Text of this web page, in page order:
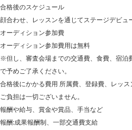
合格後のスケジュール
顔合わせ、レッスンを通じてステージデビュ
オーディション参加費
オーディション参加費用は無料
※但し、審査会場までの交通費、食費、宿泊
で予めご了承ください。
合格後にかかる費用 所属費、登録費、レッ
ご負担は一切ございません。
報酬や給与、賞金や賞品、手当など
報酬:成果報酬制、一部交通費支給